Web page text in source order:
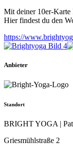
Mit deiner 10er-Karte
Hier findest du den
https://
Anbieter
Standort
BRIGHT YOGA |
Griesmühlstraße 2